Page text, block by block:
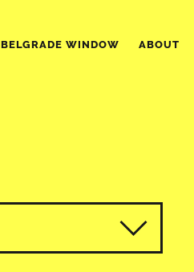
BELGRADE WINDOW ABOUT